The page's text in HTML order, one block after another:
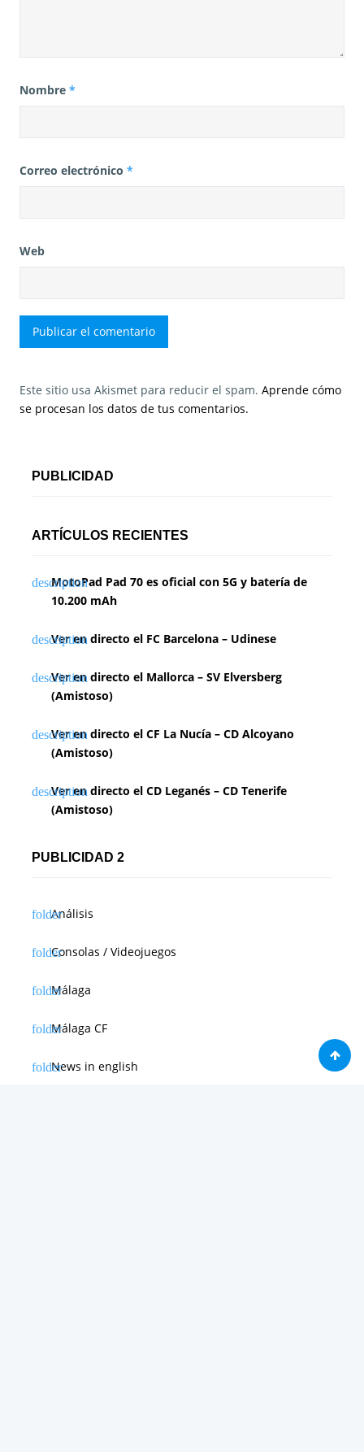
Nombre *
Correo electrónico *
Web
Este sitio usa Akismet para reducir el spam. Aprende cómo
se procesan los datos de tus comentarios.
PUBLICIDAD
ARTÍCULOS RECIENTES
MotoPad Pad 70 es oficial con 5G y batería de
10.200 mAh
Ver en directo el FC Barcelona – Udinese
Ver en directo el Mallorca – SV Elversberg
(Amistoso)
Ver en directo el CF La Nucía – CD Alcoyano
(Amistoso)
Ver en directo el CD Leganés – CD Tenerife
(Amistoso)
PUBLICIDAD 2
Análisis
Consolas / Videojuegos
Málaga
Málaga CF
News in english